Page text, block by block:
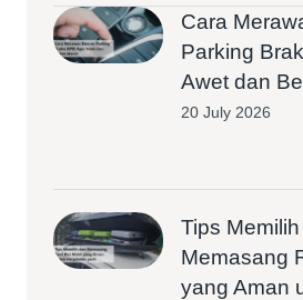
Cara
Parking
Awet dan
20 July 2026
Tips
Memasang
yang Aman